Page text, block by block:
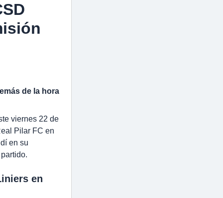
de la hora
viernes 22 de
Pilar FC en
en su
en